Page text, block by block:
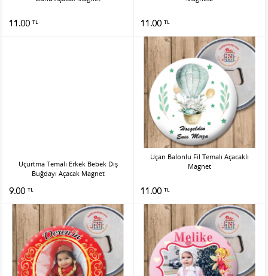
11.00 TL 11.00 TL
Uçurtma Temalı Erkek Bebek Diş
Buğdayı Açacak Magnet
9.00 TL
Uçan Balonlu Fil Temalı Açacaklı
Magnet
11.00 TL